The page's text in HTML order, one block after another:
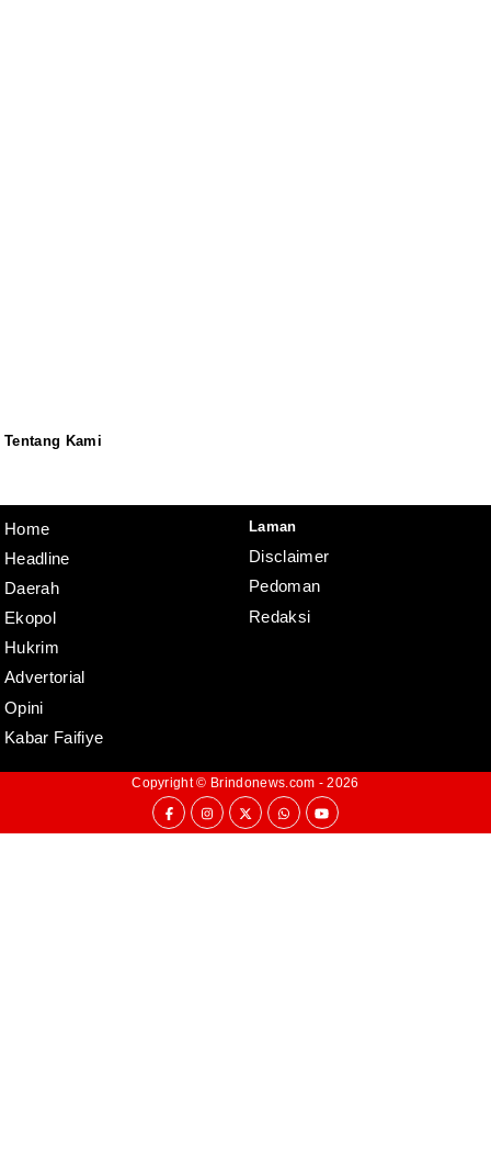
Tentang Kami
Home
Headline
Daerah
Ekopol
Hukrim
Advertorial
Opini
Kabar Faifiye
Laman
Disclaimer
Pedoman
Redaksi
Copyright © Brindonews.com - 2026